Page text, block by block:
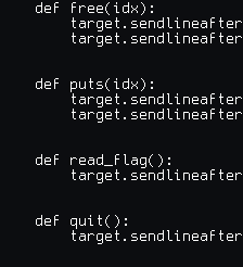
def free(idx):
def puts(idx):
def read_flag():
def quit():